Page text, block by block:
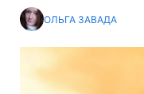
ОЛЬГА ЗАВАДА